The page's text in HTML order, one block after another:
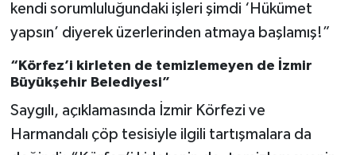
kendi sorumluluğundaki işleri şimdi ‘Hükümet
yapsın’ diyerek üzerlerinden atmaya başlamış!”
“Körfez’i kirleten de temizlemeyen de İzmir
Büyükşehir Belediyesi”
Saygılı, açıklamasında İzmir Körfezi ve
Harmandalı çöp tesisiyle ilgili tartışmalara da